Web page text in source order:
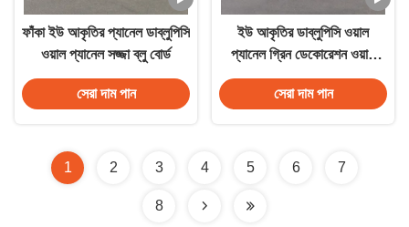
ফাঁকা ইউ আকৃতির প্যানেল ডাব্লুপিসি
ওয়াল প্যানেল সজ্জা ব্লু বোর্ড
সেরা দাম পান
ইউ আকৃতির ডাব্লুপিসি ওয়াল
প্যানেল গ্রিন ডেকোরেশন ওয়াল
প্যানেল বিল্ডিং উপাদান জন্য স্তরিত
সেরা দাম পান
1 2 3 4 5 6 7
8